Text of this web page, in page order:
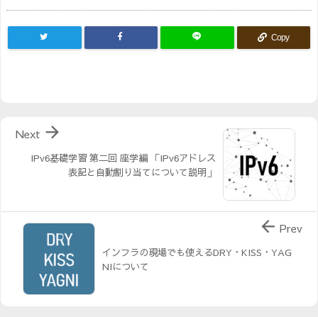
Copy
IPv6基礎学習 第二回 座学編 「IPv6アドレス
表記と自動割り当てについて説明」

Next
インフラの現場でも使えるDRY・KISS・YAG
NIについて
 Prev